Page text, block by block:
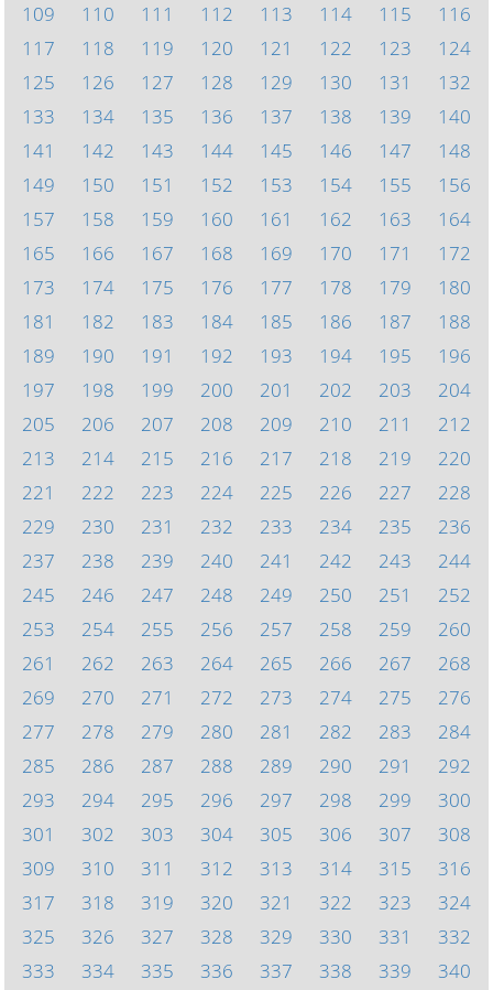
109
110 111 112 113 114 115
116
117
118 119 120 121 122 123
124
125
126 127 128 129 130 131
132
133
134 135 136 137 138 139
140
141
142 143 144 145 146 147
148
149
150 151 152 153 154 155
156
157
158 159 160 161 162 163
164
165
166 167 168 169 170 171
172
173
174 175 176 177 178 179
180
181
182 183 184 185 186 187
188
189
190 191 192 193 194 195
196
197
198 199 200 201 202 203
204
205
206 207 208 209 210 211
212
213
214 215 216 217 218 219
220
221
222 223 224 225 226 227
228
229
230 231 232 233 234 235
236
237
238 239 240 241 242 243
244
245
246 247 248 249 250 251
252
253
254 255 256 257 258 259
260
261
262 263 264 265 266 267
268
269
270 271 272 273 274 275
276
277
278 279 280 281 282 283
284
285
286 287 288 289 290 291
292
293
294 295 296 297 298 299
300
301
302 303 304 305 306 307
308
309
310 311 312 313 314 315
316
317
318 319 320 321 322 323
324
325
326 327 328 329 330 331
332
333
334 335 336 337 338 339 340